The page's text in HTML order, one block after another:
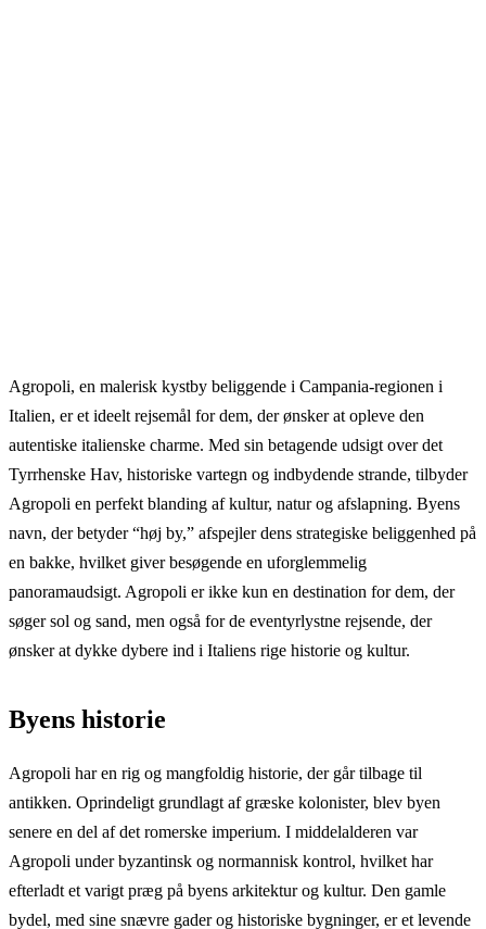
Agropoli, en malerisk kystby beliggende i Campania-regionen i
Italien, er et ideelt rejsemål for dem, der ønsker at opleve den
autentiske italienske charme. Med sin betagende udsigt over det
Tyrrhenske Hav, historiske vartegn og indbydende strande, tilbyder
Agropoli en perfekt blanding af kultur, natur og afslapning. Byens
navn, der betyder “høj by,” afspejler dens strategiske beliggenhed på
en bakke, hvilket giver besøgende en uforglemmelig
panoramaudsigt. Agropoli er ikke kun en destination for dem, der
søger sol og sand, men også for de eventyrlystne rejsende, der
ønsker at dykke dybere ind i Italiens rige historie og kultur.
Byens historie
Agropoli har en rig og mangfoldig historie, der går tilbage til
antikken. Oprindeligt grundlagt af græske kolonister, blev byen
senere en del af det romerske imperium. I middelalderen var
Agropoli under byzantinsk og normannisk kontrol, hvilket har
efterladt et varigt præg på byens arkitektur og kultur. Den gamle
bydel, med sine snævre gader og historiske bygninger, er et levende